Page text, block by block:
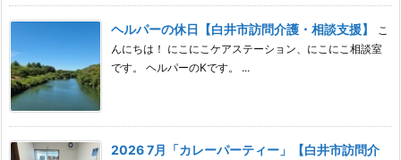
ヘルパーの休日【白井市訪問介護・相談支援】
こ
んにちは！ にこにこケアステーション、にこにこ相談室
です。 ヘルパーのKです。 ...
2026 7月「カレーパーティー」【白井市訪問介